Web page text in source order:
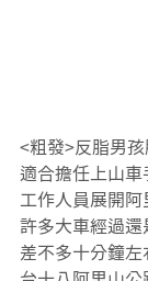
<粗發>反脂男
適合擔任上山車
工作人員展開
許多大車經過還
差不多十分鐘